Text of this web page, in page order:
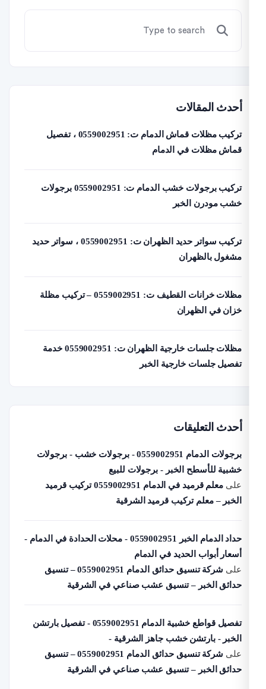
المقالات
تركيب مظلات قماش الدمام ت: 0559002951 ، تفصيل
مظلات في الدمام
تركيب برجولات خشب الدمام ت: 0559002951 برجولات
مودرن الخبر
تركيب سواتر حديد الظهران ت: 0559002951 ، سواتر حديد
بالظهران
مظلات خرانات القطيف ت: 0559002951 – تركيب مظلة
في الظهران
مظلات جلسات خارجية الظهران ت: 0559002951 خدمة
جلسات خارجية الخبر
التعليقات
برجولات الدمام 0559002951 - برجولات خشب - برجولات
للأسطح الخبر - برجولات للبيع
معلم قرميد في الدمام 0559002951 تركيب قرميد
– معلم تركيب قرميد الشرقية
حداد الدمام الخبر 0559002951 - محلات الحدادة في الدمام -
أبواب الحديد في الدمام
شركة تنسيق حدائق الدمام 0559002951 – تنسيق
الخبر – تنسيق عشب صناعي في الشرقية
تفصيل قواطع خشبية الدمام 0559002951 - تفصيل بارتشن
- بارتشن خشب جاهز الشرقية -
شركة تنسيق حدائق الدمام 0559002951 – تنسيق
الخبر – تنسيق عشب صناعي في الشرقية